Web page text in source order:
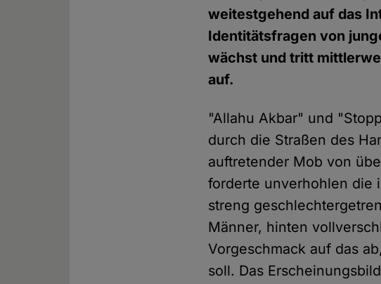
weitestgehend auf das
Identitätsfragen von
wächst und tritt
auf.
"Allahu Akbar" und
durch die Straßen des
auftretender Mob von
forderte unverhohlen die
streng
Männer, hinten
Vorgeschmack auf das
soll. Das